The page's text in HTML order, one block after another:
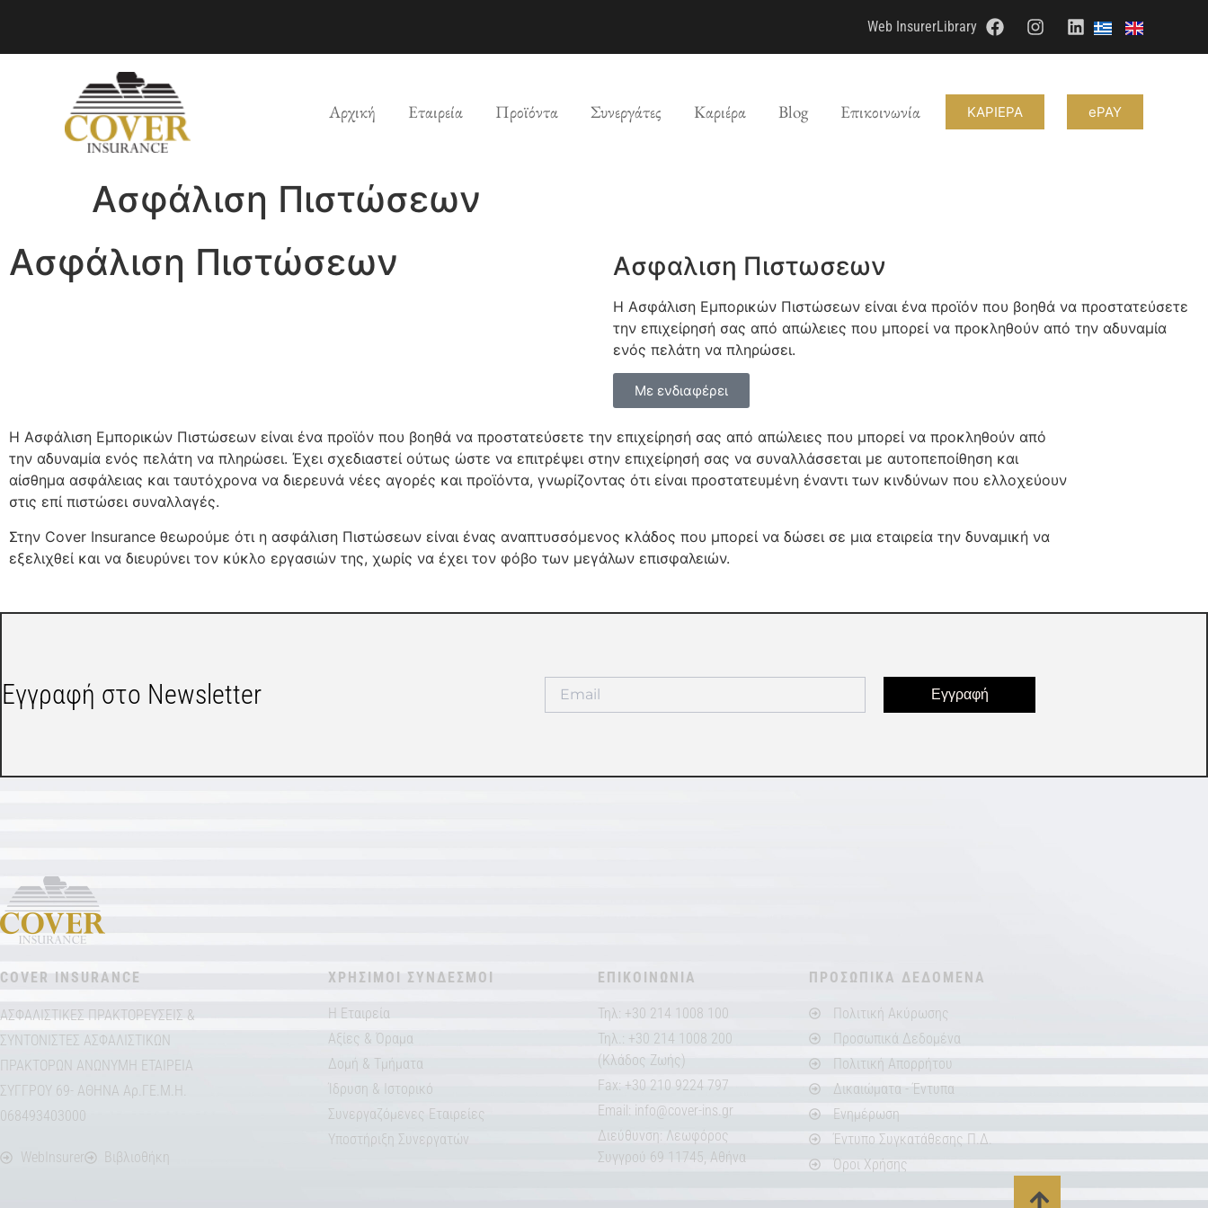
Web InsurerLibrary
Αρχική Εταιρεία Προϊόντα Συνεργάτες Καριέρα Blog Επικοινωνία ΚΑΡΙΕΡΑ ePAY
Ασφάλιση Πιστώσεων
Ασφάλιση Πιστώσεων
Ασφαλιση Πιστωσεων
Η Ασφάλιση Εμπορικών Πιστώσεων είναι ένα προϊόν που βοηθά να προστατεύσετε
την επιχείρησή σας από απώλειες που μπορεί να προκληθούν από την αδυναμία
ενός πελάτη να πληρώσει.
Με ενδιαφέρει
Η Ασφάλιση Εμπορικών Πιστώσεων είναι ένα προϊόν που βοηθά να προστατεύσετε την επιχείρησή σας από απώλειες που μπορεί να προκληθούν από
την αδυναμία ενός πελάτη να πληρώσει. Έχει σχεδιαστεί ούτως ώστε να επιτρέψει στην επιχείρησή σας να συναλλάσσεται με αυτοπεποίθηση και
αίσθημα ασφάλειας και ταυτόχρονα να διερευνά νέες αγορές και προϊόντα, γνωρίζοντας ότι είναι προστατευμένη έναντι των κινδύνων που ελλοχεύουν
στις επί πιστώσει συναλλαγές.
Στην Cover Insurance θεωρούμε ότι η ασφάλιση Πιστώσεων είναι ένας αναπτυσσόμενος κλάδος που μπορεί να δώσει σε μια εταιρεία την δυναμική να
εξελιχθεί και να διευρύνει τον κύκλο εργασιών της, χωρίς να έχει τον φόβο των μεγάλων επισφαλειών.
Εγγραφή στο Newsletter Εγγραφή
COVER INSURANCE
ΑΣΦΑΛΙΣΤΙΚΕΣ ΠΡΑΚΤΟΡΕΥΣΕΙΣ &
ΣΥΝΤΟΝΙΣΤΕΣ ΑΣΦΑΛΙΣΤΙΚΩΝ
ΠΡΑΚΤΟΡΩΝ ΑΝΩΝΥΜΗ ΕΤΑΙΡΕΙΑ
ΣΥΓΓΡΟΥ 69- ΑΘΗΝΑ Αρ.ΓΕ.Μ.Η.
068493403000
WebInsurer Βιβλιοθήκη
ΧΡΗΣΙΜΟΙ ΣΥΝΔΕΣΜΟΙ
Η Εταιρεία
Αξίες & Όραμα
Δομή & Τμήματα
Ίδρυση & Ιστορικό
Συνεργαζόμενες Εταιρείες
Υποστήριξη Συνεργατών
ΕΠΙΚΟΙΝΩΝΙΑ
Τηλ: +30 214 1008 100
Τηλ.: +30 214 1008 200
(Κλάδος Ζωής)
Fax: +30 210 9224 797
Email: info@cover-ins.gr
Διεύθυνση: Λεωφόρος
Συγγρού 69 11745, Αθήνα
ΠΡΟΣΩΠΙΚΑ ΔΕΔΟΜΕΝΑ
Πολιτική Ακύρωσης
Προσωπικά Δεδομένα
Πολιτική Απορρήτου
Δικαιώματα - Έντυπα
Ενημέρωση
Έντυπο Συγκατάθεσης Π.Δ.
Όροι Χρήσης